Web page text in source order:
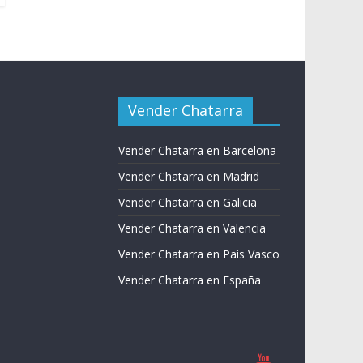
Vender Chatarra
Vender Chatarra en Barcelona
Vender Chatarra en Madrid
Vender Chatarra en Galicia
Vender Chatarra en Valencia
Vender Chatarra en Pais Vasco
Vender Chatarra en España